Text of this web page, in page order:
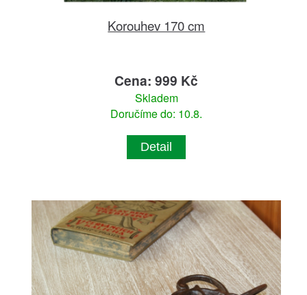
Korouhev 170 cm
Cena: 999 Kč
Skladem
Doručíme do: 10.8.
Detail